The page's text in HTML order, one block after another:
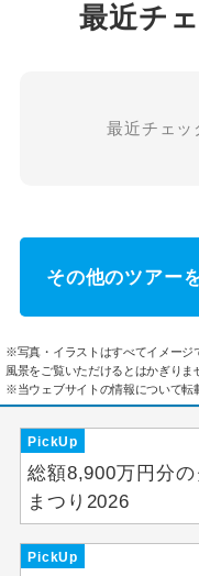
最近チ
最近チェッ
その他のツアー
※写真・イラストはすべてイメージ
風景をご覧いただけるとはかぎりま
※当ウェブサイトの情報について転
PickUp
総額8,900万円分
まつり2026
PickUp